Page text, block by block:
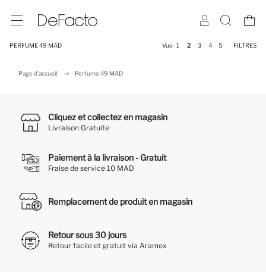
PERFUME 49 MAD Vue 1 2 3 4 5 FILTRES
Page d'accueil Perfume 49 MAD
Cliquez et collectez en magasin
Livraison Gratuite
Paiement à la livraison - Gratuit
Fraise de service 10 MAD
Remplacement de produit en magasin
Retour sous 30 jours
Retour facile et gratuit via Aramex